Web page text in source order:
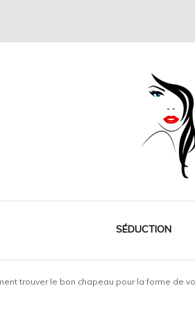
SÉDUCTION
trouver le bon chapeau pour la forme de